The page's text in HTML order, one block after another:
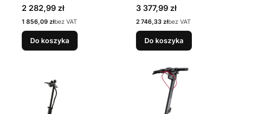
Cena
2 282,99 zł
Cena
1 856,09 złbez VAT
Do koszyka
Cena
3 377,99 zł
Cena
2 746,33 złbez VAT
Do koszyka